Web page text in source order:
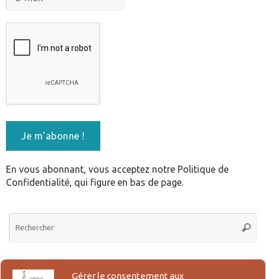
Gérer le consentement aux
En vous abonnant, vous acceptez notre Politique de
Confidentialité, qui figure en bas de page.
Actes d’Etat Civil en ligne